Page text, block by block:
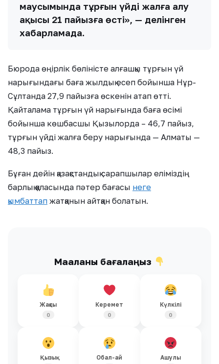
маусымында тұрғын үйді жалға алу
ақысы 21 пайызға өсті», — делінген
хабарламада.
Бюрода өңірлік бөліністе алғашқы тұрғын үй
нарығындағы баға жылдық есеп бойынша Нұр-
Сұлтанда 27,9 пайызға өскенін атап өтті.
Қайталама тұрғын үй нарығында баға өсімі
бойынша көшбасшы Қызылорда – 46,7 пайыз,
тұрғын үйді жалға беру нарығында — Алматы —
48,3 пайыз.
Бұған дейін қазақстандық сарапшылар еліміздің
барлық қаласында пәтер бағасы неге
қымбаттап жатқанын айтқан болатын.
Мақаланы бағалаңыз
Жақсы
0
Керемет
0
Күлкілі
0
Қызық Обал-ай Ашулы